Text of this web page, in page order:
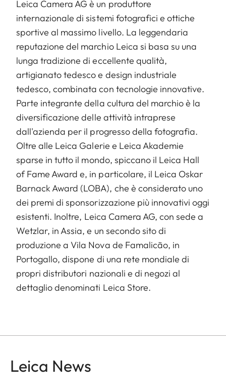
Leica Camera AG è un produttore
internazionale di sistemi fotografici e ottiche
sportive al massimo livello. La leggendaria
reputazione del marchio Leica si basa su una
lunga tradizione di eccellente qualità,
artigianato tedesco e design industriale
tedesco, combinata con tecnologie innovative.
Parte integrante della cultura del marchio è la
diversificazione delle attività intraprese
dall'azienda per il progresso della fotografia.
Oltre alle Leica Galerie e Leica Akademie
sparse in tutto il mondo, spiccano il Leica Hall
of Fame Award e, in particolare, il Leica Oskar
Barnack Award (LOBA), che è considerato uno
dei premi di sponsorizzazione più innovativi oggi
esistenti. Inoltre, Leica Camera AG, con sede a
Wetzlar, in Assia, e un secondo sito di
produzione a Vila Nova de Famalicão, in
Portogallo, dispone di una rete mondiale di
propri distributori nazionali e di negozi al
dettaglio denominati Leica Store.
Leica News